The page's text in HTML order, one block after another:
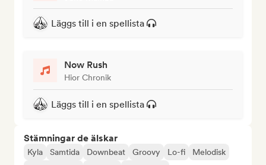
Läggs till i en spellista
Now Rush
Hior Chronik
Läggs till i en spellista
Stämningar de älskar
Kyla Samtida Downbeat Groovy Lo-fi
Melodisk